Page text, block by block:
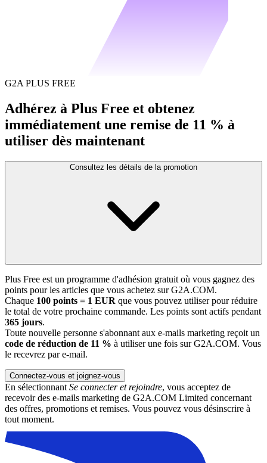
G2A PLUS FREE
Adhérez à Plus Free et obtenez
immédiatement une remise de 11 % à
utiliser dès maintenant
Consultez les détails de la promotion
Plus Free est un programme d'adhésion gratuit où vous gagnez des
points pour les articles que vous achetez sur G2A.COM.
Chaque 100 points = 1 EUR que vous pouvez utiliser pour réduire
le total de votre prochaine commande. Les points sont actifs pendant
365 jours.
Toute nouvelle personne s'abonnant aux e-mails marketing reçoit un
code de réduction de 11 % à utiliser une fois sur G2A.COM. Vous
le recevrez par e-mail.
Connectez-vous et joignez-vous
En sélectionnant Se connecter et rejoindre, vous acceptez de
recevoir des e-mails marketing de G2A.COM Limited concernant
des offres, promotions et remises. Vous pouvez vous désinscrire à
tout moment.